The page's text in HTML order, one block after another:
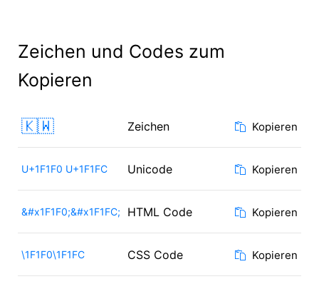
Zeichen und Codes zum
Kopieren
🇰🇼 Zeichen Kopieren
U+1F1F0 U+1F1FC Unicode Kopieren
&#x1F1F0;&#x1F1FC; HTML Code Kopieren
\1F1F0\1F1FC CSS Code Kopieren